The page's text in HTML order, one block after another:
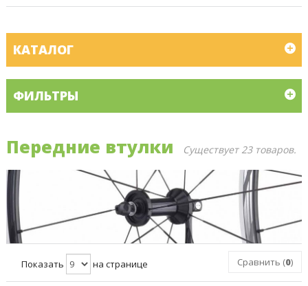
КАТАЛОГ
ФИЛЬТРЫ
Передние втулки Существует 23 товаров.
Показать на странице Сравнить (0)